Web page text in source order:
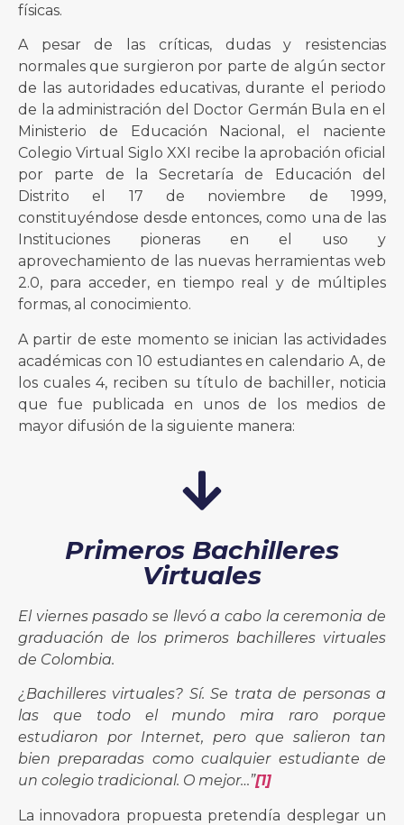
físicas.
A pesar de las críticas, dudas y resistencias
normales que surgieron por parte de algún sector
de las autoridades educativas, durante el periodo
de la administración del Doctor Germán Bula en el
Ministerio de Educación Nacional, el naciente
Colegio Virtual Siglo XXI recibe la aprobación oficial
por parte de la Secretaría de Educación del
Distrito el 17 de noviembre de 1999,
constituyéndose desde entonces, como una de las
Instituciones pioneras en el uso y
aprovechamiento de las nuevas herramientas web
2.0, para acceder, en tiempo real y de múltiples
formas, al conocimiento.
A partir de este momento se inician las actividades
académicas con 10 estudiantes en calendario A, de
los cuales 4, reciben su título de bachiller, noticia
que fue publicada en unos de los medios de
mayor difusión de la siguiente manera:
Primeros Bachilleres
Virtuales
El viernes pasado se llevó a cabo la ceremonia de
graduación de los primeros bachilleres virtuales
de Colombia.
¿ Bachilleres virtuales? Sí. Se trata de personas a
las que todo el mundo mira raro porque
estudiaron por Internet, pero que salieron tan
bien preparadas como cualquier estudiante de
un colegio tradicional. O mejor…”[1]
La innovadora propuesta pretendía desplegar un